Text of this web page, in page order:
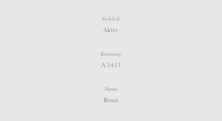
Aktiv
A 1413
Bonn